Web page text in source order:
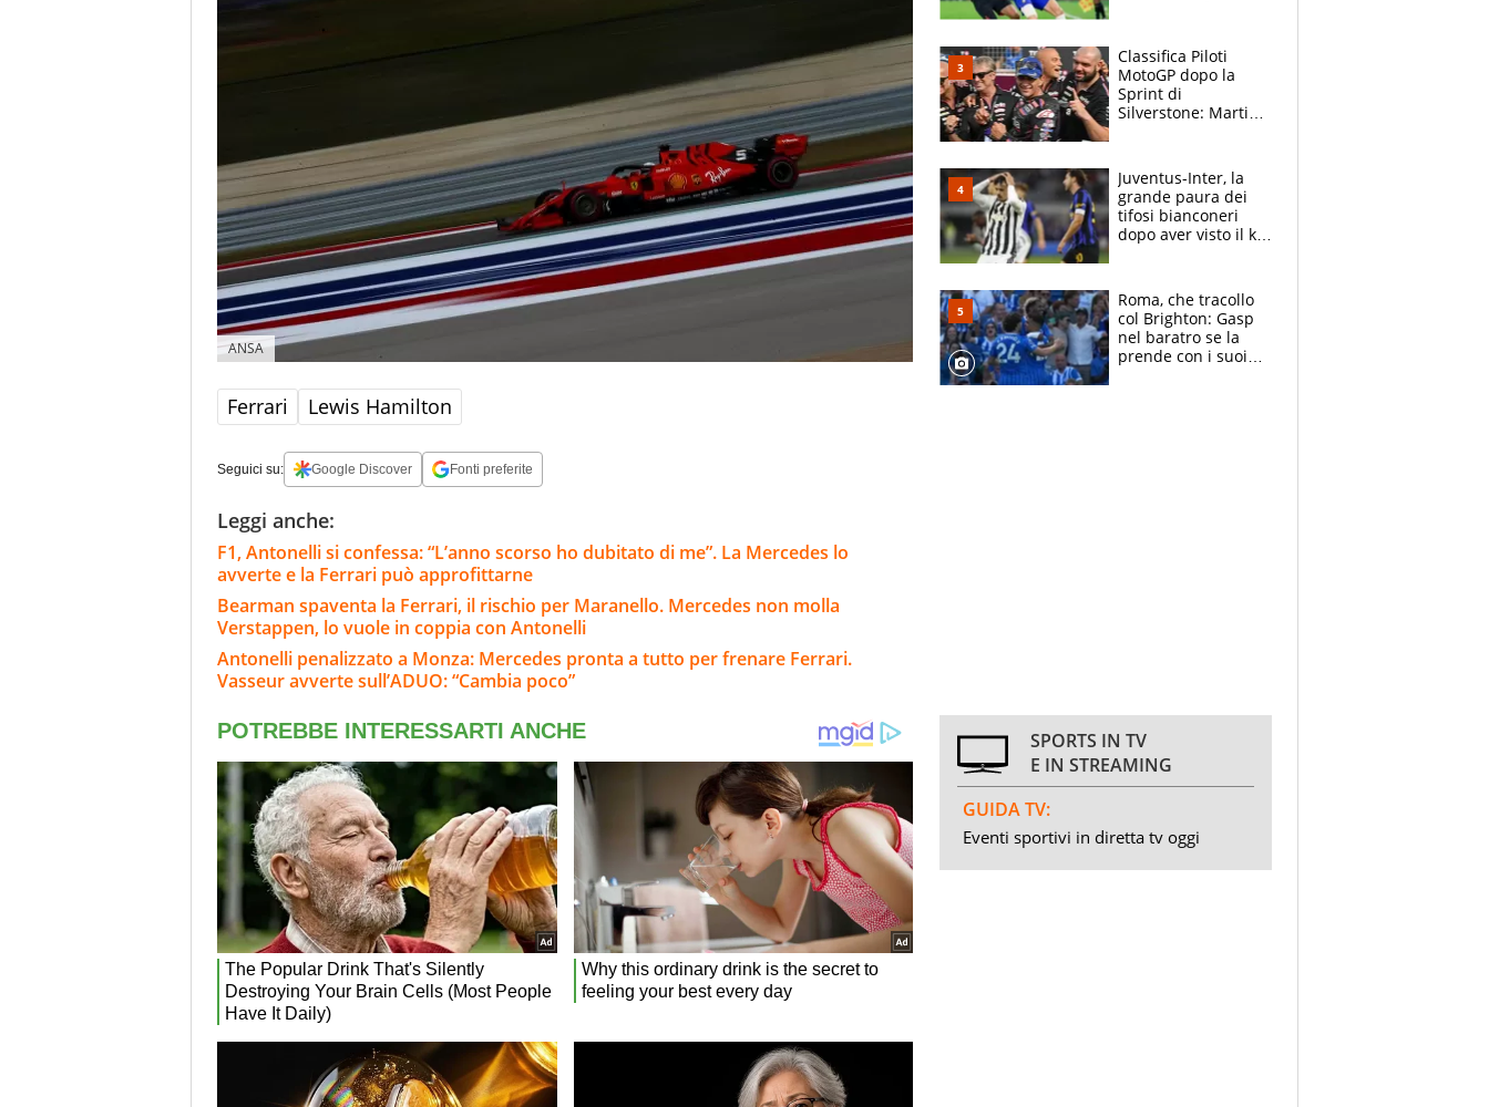
ANSA
Ferrari Lewis Hamilton
Seguici su: Google Discover Fonti preferite
Leggi anche:
F1, Antonelli si confessa: “L’anno scorso ho dubitato di me”. La Mercedes lo
avverte e la Ferrari può approfittarne
Bearman spaventa la Ferrari, il rischio per Maranello. Mercedes non molla
Verstappen, lo vuole in coppia con Antonelli
Antonelli penalizzato a Monza: Mercedes pronta a tutto per frenare Ferrari.
Vasseur avverte sull’ADUO: “Cambia poco”
Classifica Piloti
MotoGP dopo la
Sprint di
Silverstone: Martin
Marquez
Juventus-Inter, la
grande paura dei
tifosi bianconeri
dopo aver visto il ko
Roma, che tracollo
col Brighton: Gasp
nel baratro se la
prende con i suoi
SPORTS IN TV
E IN STREAMING
GUIDA TV:
Eventi sportivi in diretta tv oggi